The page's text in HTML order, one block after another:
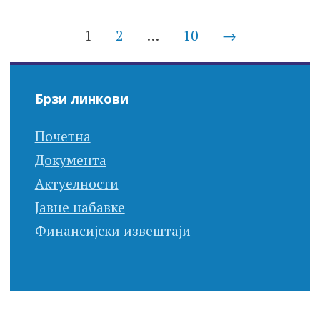
navigation
1 2 … 10 →
Брзи линкови
Почетна
Документа
Актуелности
Јавне набавке
Финансијски извештаји